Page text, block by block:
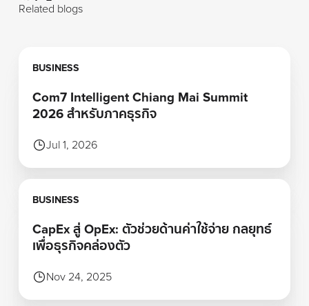
Related blogs
BUSINESS
Com7 Intelligent Chiang Mai Summit
2026 สำหรับภาคธุรกิจ
Jul 1, 2026
BUSINESS
CapEx สู่ OpEx: ตัวช่วยด้านค่าใช้จ่าย กลยุทธ์
เพื่อธุรกิจคล่องตัว
Nov 24, 2025